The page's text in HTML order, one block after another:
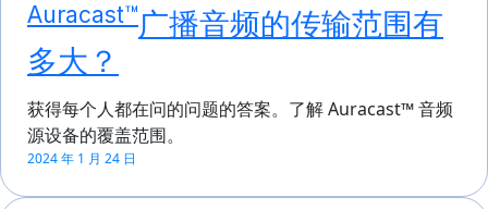
Auracast™广播音频的传输范围有
多大？
获得每个人都在问的问题的答案。了解 Auracast™ 音频
源设备的覆盖范围。
2024 年 1 月 24 日